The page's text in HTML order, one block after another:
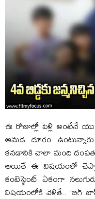
ఈ రోజుల్లో పెళ్లి అంటేనే
ఆమడ దూరం
కనడానికి చాలా మంది
అయితే ఈ విషయంలో
కంటెస్టెంట్ ఏకంగా
విషయంలోకి వెళితే.. ‘బిగ్